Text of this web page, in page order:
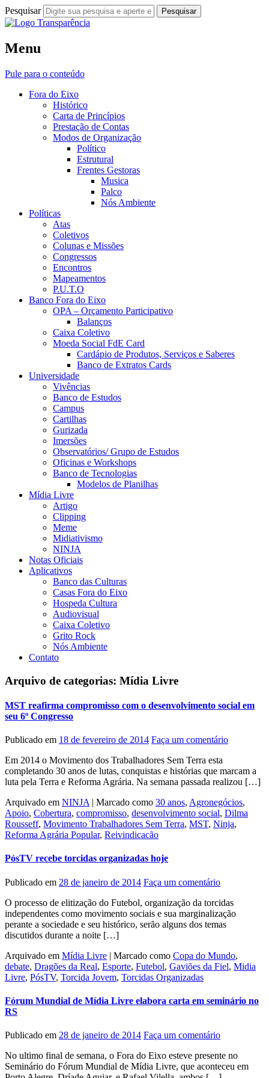
Pesquisar
Transparência
Fora do Eixo
Menu
Pule para o conteúdo
Fora do Eixo
Histórico
Carta de Princípios
Prestação de Contas
Modos de Organização
Político
Estrutural
Frentes Gestoras
Musica
Palco
Nós Ambiente
Políticas
Atas
Coletivos
Colunas e Missões
Congressos
Encontros
Mapeamentos
P.U.T.O
Banco Fora do Eixo
OPA – Orçamento Participativo
Balanços
Caixa Coletivo
Moeda Social FdE Card
Cardápio de Produtos, Serviços e Saberes
Banco de Extratos Cards
Universidade
Vivências
Banco de Estudos
Campus
Cartilhas
Gurizada
Imersões
Observatórios/ Grupo de Estudos
Oficinas e Workshops
Banco de Tecnologias
Modelos de Planilhas
Mídia Livre
Artigo
Clipping
Meme
Midiativismo
NINJA
Notas Oficiais
Aplicativos
Banco das Culturas
Casas Fora do Eixo
Hospeda Cultura
Audiovisual
Caixa Coletivo
Grito Rock
Nós Ambiente
Contato
Arquivo de categorias: Mídia Livre
MST reafirma compromisso com o desenvolvimento social em
seu 6º Congresso
Publicado em 18 de fevereiro de 2014 Faça um comentário
Em 2014 o Movimento dos Trabalhadores Sem Terra esta
completando 30 anos de lutas, conquistas e histórias que marcam a
luta pela Terra e Reforma Agrária. Na semana passada realizou […]
Arquivado em NINJA | Marcado como 30 anos, Agronegócios,
Apoio, Cobertura, compromisso, desenvolvimento social, Dilma
Rousseff, Movimento Trabalhadores Sem Terra, MST, Ninja,
Reforma Agrária Popular, Reivindicacão
PósTV recebe torcidas organizadas hoje
Publicado em 28 de janeiro de 2014 Faça um comentário
O processo de elitização do Futebol, organização da torcidas
independentes como movimento sociais e sua marginalização
perante a sociedade e seu histórico, serão alguns dos temas
discutidos durante a noite […]
Arquivado em Mídia Livre | Marcado como Copa do Mundo,
debate, Dragões da Real, Esporte, Futebol, Gaviões da Fiel, Midia
Livre, PósTV, Torcida Jovem, Torcidas Organizadas
Fórum Mundial de Mídia Livre elabora carta em seminário no
RS
Publicado em 28 de janeiro de 2014 Faça um comentário
No ultimo final de semana, o Fora do Eixo esteve presente no
Seminário do Fórum Mundial de Mídia Livre, que aconteceu em